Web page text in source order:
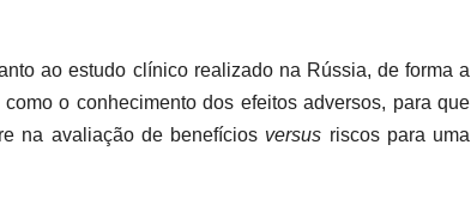
ao estudo clínico realizado na Rússia, de forma a
o conhecimento dos efeitos adversos, para que
na avaliação de benefícios versus riscos para uma